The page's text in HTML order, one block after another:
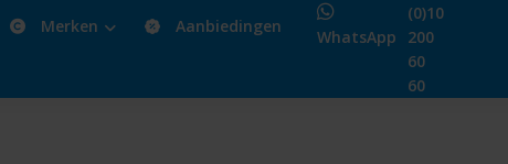
Merken Aanbiedingen
WhatsApp
(0)10
200
60
60